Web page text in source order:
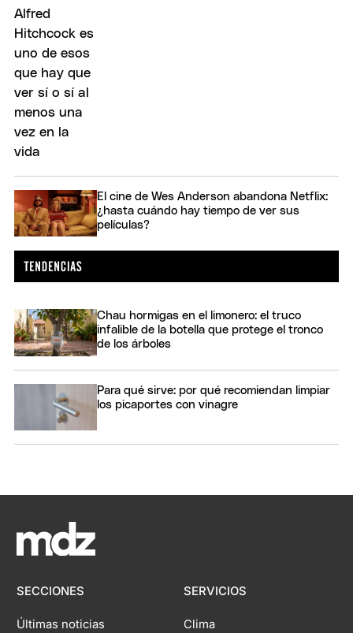
El cine de Wes Anderson abandona Netflix:
¿hasta cuándo hay tiempo de ver sus
películas?
Chau hormigas en el limonero: el truco
infalible de la botella que protege el tronco
de los árboles
Para qué sirve: por qué recomiendan limpiar
los picaportes con vinagre
SECCIONES
Últimas noticias
SERVICIOS
Clima